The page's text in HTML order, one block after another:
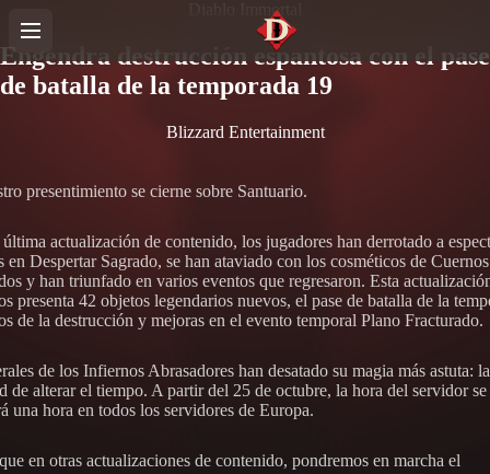
Diablo Immortal
Engendra destrucción espantosa con el pase
de batalla de la temporada 19
Blizzard Entertainment
presentimiento se cierne sobre Santuario.
actualización de contenido, los jugadores han derrotado a
en Despertar Sagrado, se han ataviado con los cosméticos de Cuernos
y han triunfado en varios eventos que regresaron. Esta
presenta 42 objetos legendarios nuevos, el pase de batalla de la
de la destrucción y mejoras en el evento temporal Plano Fracturado.
de los Infiernos Abrasadores han desatado su magia más astuta: la
de alterar el tiempo. A partir del 25 de octubre, la hora del servidor se
una hora en todos los servidores de Europa.
en otras actualizaciones de contenido, pondremos en marcha el